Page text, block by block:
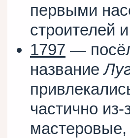
первыми
строителей
1797 —
название
частично
мастеровые,